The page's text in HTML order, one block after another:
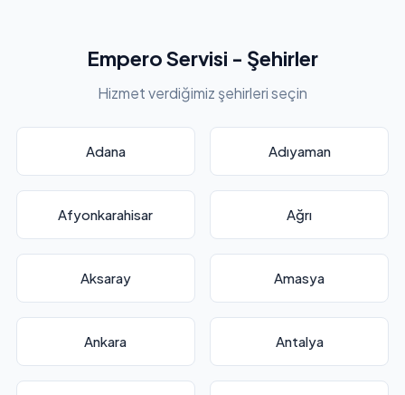
Empero Servisi - Şehirler
Hizmet verdiğimiz şehirleri seçin
Adana Adıyaman
Afyonkarahisar Ağrı
Aksaray Amasya
Ankara Antalya